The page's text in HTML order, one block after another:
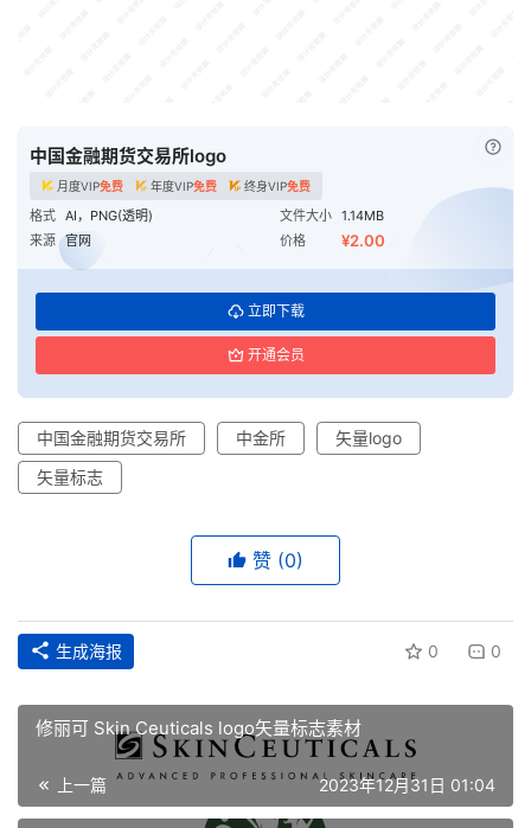
中国金融期货交易所logo
月度VIP免费 年度VIP免费 终身VIP免费
格式 AI，PNG(透明) 文件大小
1.14MB
来源 官网 价格 ¥2.00
立即下载
开通会员
中国金融期货交易所 中金所
矢量logo
矢量标志
赞 (0)
生成海报 0 0
修丽可 Skin Ceuticals logo矢量标志素材
上一篇 2023年12月31日 01:04